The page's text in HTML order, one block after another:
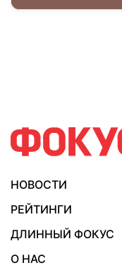
НОВОСТИ
РЕЙТИНГИ
ДЛИННЫЙ ФОКУС
О НАС